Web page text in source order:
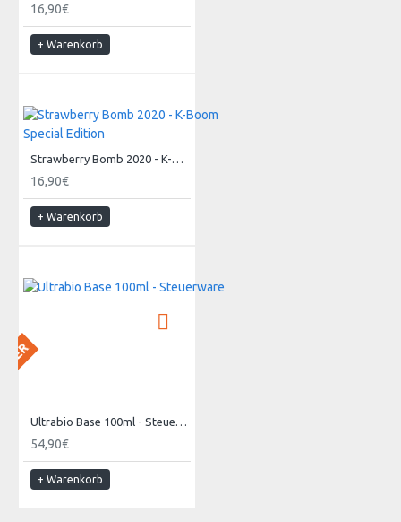
16,90€
+ Warenkorb
Strawberry Bomb 2020 - K-Boom Special Edition
16,90€
+ Warenkorb
Ultrabio Base 100ml - Steuerware
54,90€
+ Warenkorb